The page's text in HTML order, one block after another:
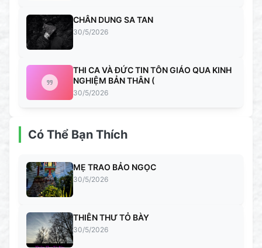
CHÂN DUNG SA TAN
30/5/2026
THI CA VÀ ĐỨC TIN TÔN GIÁO QUA KINH
NGHIỆM BẢN THÂN (
30/5/2026
Có Thể Bạn Thích
MẸ TRAO BẢO NGỌC
30/5/2026
THIÊN THƯ TỎ BÀY
30/5/2026